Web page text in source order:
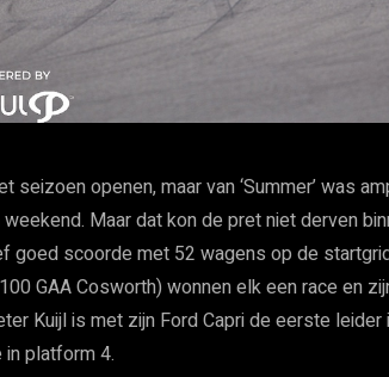
seizoen openen, maar van ‘Summer’ was
Maar dat kon de pret niet derven
goed scoorde met 52 wagens op de
GAA Cosworth) wonnen elk een race en
Kuijl is met zijn Ford Capri de eerste
platform 4.